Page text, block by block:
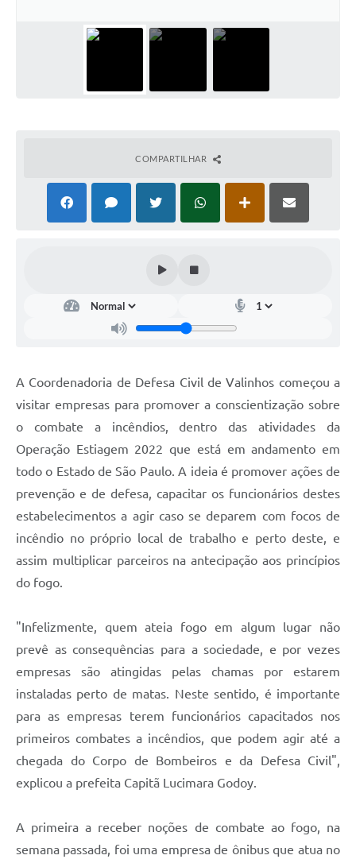
Carta de Serviços
Contas Públicas
A Prefeitura
Enquete
Agenda
SIC
Contato
COMPARTILHAR
A Coordenadoria de Defesa Civil de Valinhos começou a
visitar empresas para promover a conscientização sobre
o combate a incêndios, dentro das atividades da
Operação Estiagem 2022 que está em andamento em
todo o Estado de São Paulo. A ideia é promover ações de
prevenção e de defesa, capacitar os funcionários destes
estabelecimentos a agir caso se deparem com focos de
incêndio no próprio local de trabalho e perto deste, e
assim multiplicar parceiros na antecipação aos princípios
do fogo.
"Infelizmente, quem ateia fogo em algum lugar não
prevê as consequências para a sociedade, e por vezes
empresas são atingidas pelas chamas por estarem
instaladas perto de matas. Neste sentido, é importante
para as empresas terem funcionários capacitados nos
primeiros combates a incêndios, que podem agir até a
chegada do Corpo de Bombeiros e da Defesa Civil",
explicou a prefeita Capitã Lucimara Godoy.
A primeira a receber noções de combate ao fogo, na
semana passada, foi uma empresa de ônibus que atua no